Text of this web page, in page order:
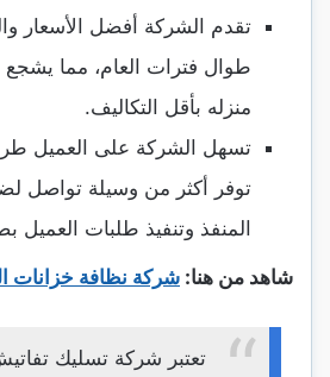
تقدم الشركة أفضل الأسعار
طوال فترات العام، مما يشجع
منزله بأقل التكاليف.
تسهل الشركة على العميل
توفر أكثر من وسيلة تواصل
المنفذ وتنفيذ طلبات العميل
شاهد من هنا: شركة نظافة خزانات
تعتبر شركة تسليك